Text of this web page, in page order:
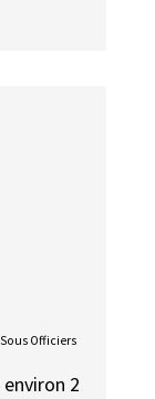
Officiers
2